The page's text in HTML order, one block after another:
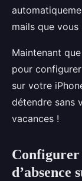
mails que vous
Maintenant
pour
sur votre
détendre sans
vacances !
Configurer
d’absence